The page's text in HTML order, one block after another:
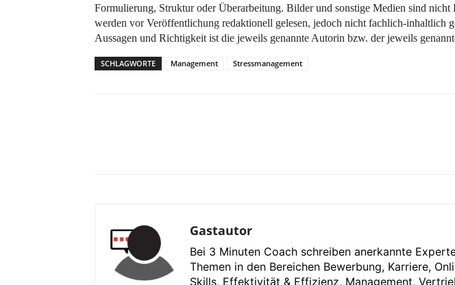
Formulierung, Struktur oder Überarbeitung. Bilder und sonstige Medien sind
werden vor Veröffentlichung redaktionell gelesen, jedoch nicht fachlich-inhaltlich
Aussagen und Richtigkeit ist die jeweils genannte Autorin bzw. der jeweils
SCHLAGWORTE Management Stressmanagement
Gastautor
Bei 3 Minuten Coach schreiben anerkannte
Themen in den Bereichen Bewerbung, Karriere,
Skills, Effektivität & Effizienz, Management,